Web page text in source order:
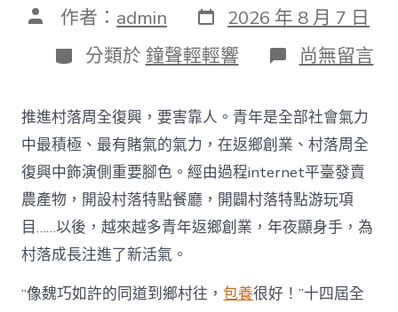
文 作者： admin 發
表
日
期
2026 年 8 月 7 日
分
類
分類於 鐘聲輕輕響 在
〈為
落
財
產
復
興
注
進
人
水
甜
尚無留言
推進村落周全復興，要害靠人。青年是全部社會氣力
中最積極、最有賭氣的氣力，在返鄉創業、村落周全
復興中飾演側重要腳色。經由過程internet平臺發賣
農產物，開設村落特點餐廳，開闢村落特點游玩項
目……以後，越來越多青年返鄉創業，年夜顯身手，為
村落成長注進了新活氣。
“像魏巧如許的同道到鄉村往，包養很好！”十四屆全